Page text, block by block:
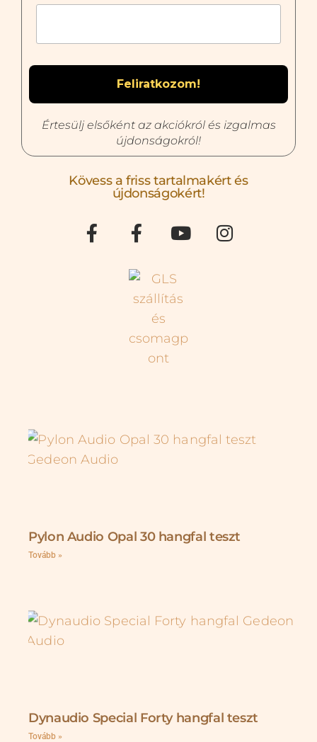
Értesülj elsőként az akciókról és izgalmas
újdonságokról!
Kövess a friss tartalmakért és
újdonságokért!
Pylon Audio Opal 30 hangfal teszt
Tovább »
Dynaudio Special Forty hangfal teszt
Tovább »